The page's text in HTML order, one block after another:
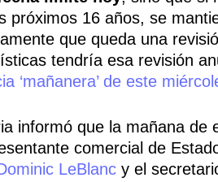
próximos 16 años, se
que queda una
tendría esa revisión
‘mañanera’ de este
informó que la mañana de
comercial de
LeBlanc y el